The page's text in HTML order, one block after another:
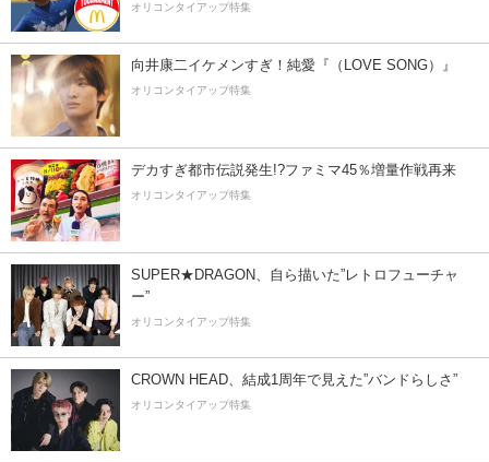
オリコンタイアップ特集
向井康二イケメンすぎ！純愛『（LOVE SONG）』
オリコンタイアップ特集
デカすぎ都市伝説発生!?ファミマ45％増量作戦再来
オリコンタイアップ特集
SUPER★DRAGON、自ら描いた”レトロフューチャ
ー”
オリコンタイアップ特集
CROWN HEAD、結成1周年で見えた”バンドらしさ”
オリコンタイアップ特集